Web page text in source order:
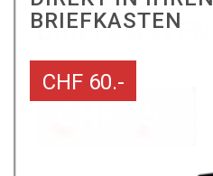
BRIEFKASTEN
CHF 60.-